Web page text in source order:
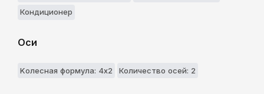
Кондиционер
Оси
Kолесная формула: 4x2 Количество осей: 2